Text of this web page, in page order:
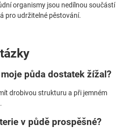
organismy jsou nedílnou součástí
pro udržitelné pěstování.
půda dostatek žížal?
drobivou strukturu a při jemném
v půdě prospěšné?